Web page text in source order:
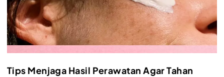
Tips Menjaga Hasil Perawatan Agar Tahan